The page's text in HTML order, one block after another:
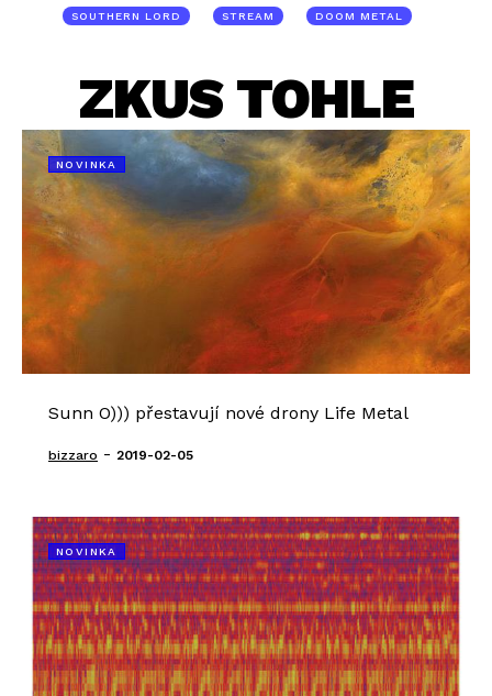
SOUTHERN LORD STREAM DOOM METAL
ZKUS TOHLE
NOVINKA
Sunn O))) přestavují nové drony Life Metal
bizzaro - 2019-02-05
NOVINKA